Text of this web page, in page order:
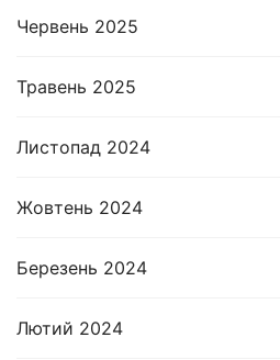
Червень 2025
Травень 2025
Листопад 2024
Жовтень 2024
Березень 2024
Лютий 2024